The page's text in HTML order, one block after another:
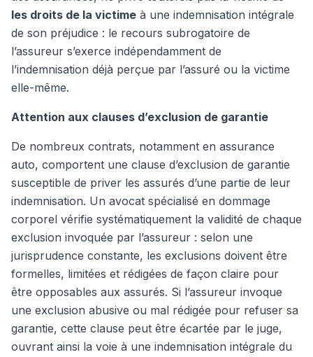
les droits de la victime à une indemnisation intégrale
de son préjudice : le recours subrogatoire de
l’assureur s’exerce indépendamment de
l’indemnisation déjà perçue par l’assuré ou la victime
elle-même.
Attention aux clauses d’exclusion de garantie
De nombreux contrats, notamment en assurance
auto, comportent une clause d’exclusion de garantie
susceptible de priver les assurés d’une partie de leur
indemnisation. Un avocat spécialisé en dommage
corporel vérifie systématiquement la validité de chaque
exclusion invoquée par l’assureur : selon une
jurisprudence constante, les exclusions doivent être
formelles, limitées et rédigées de façon claire pour
être opposables aux assurés. Si l’assureur invoque
une exclusion abusive ou mal rédigée pour refuser sa
garantie, cette clause peut être écartée par le juge,
ouvrant ainsi la voie à une indemnisation intégrale du